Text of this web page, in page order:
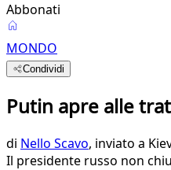
Abbonati
MONDO
Condividi
Putin apre alle
di Nello Scavo, inviato a
Il presidente russo non